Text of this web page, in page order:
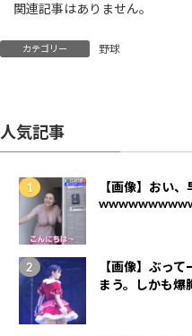
関連記事はありません。
カテゴリー 野球
人気記事
【画像】おい
【画像】ぶっ
まう。しかも爆